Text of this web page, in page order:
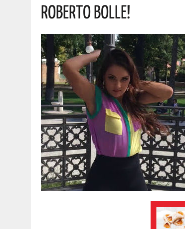
7 AGOSTO 2026 BENZINA ANNACQUATA E GASOLIO SPORCO, UN
ROBERTO BOLLE!